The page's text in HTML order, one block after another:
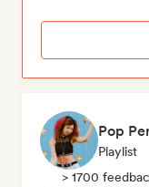
Pop
Playlist
> 1700